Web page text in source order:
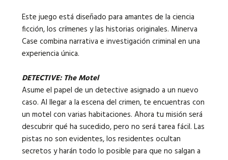
Este juego está diseñado para amantes de la ciencia
ficción, los crímenes y las historias originales. Minerva
Case combina narrativa e investigación criminal en una
experiencia única.
DETECTIVE: The Motel
Asume el papel de un detective asignado a un nuevo
caso. Al llegar a la escena del crimen, te encuentras con
un motel con varias habitaciones. Ahora tu misión será
descubrir qué ha sucedido, pero no será tarea fácil. Las
pistas no son evidentes, los residentes ocultan
secretos y harán todo lo posible para que no salgan a